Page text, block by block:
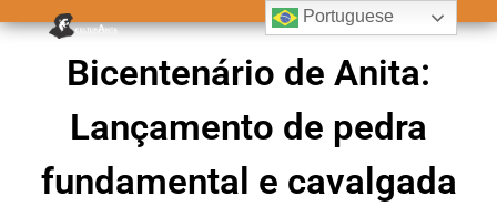
Bicentenário de Anita:
Lançamento de pedra
fundamental e cavalgada
Portuguese